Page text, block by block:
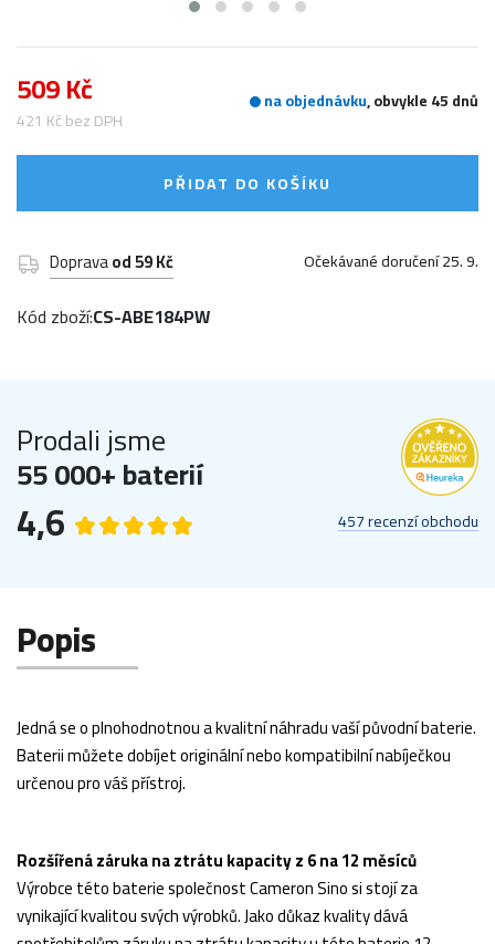
509 Kč
421 Kč bez DPH
na objednávku, obvykle 45 dnů
PŘIDAT DO KOŠÍKU
Dopravaod 59 Kč Očekávané doručení 25. 9.
Kód zboží:CS-ABE184PW
Prodali jsme
55 000+ baterií
4,6 457 recenzí obchodu
Popis
Jedná se o plnohodnotnou a kvalitní náhradu vaší původní baterie.
Baterii můžete dobíjet originální nebo kompatibilní nabíječkou
určenou pro váš přístroj.
Rozšířená záruka na ztrátu kapacity z 6 na 12 měsíců
Výrobce této baterie společnost Cameron Sino si stojí za
vynikající kvalitou svých výrobků. Jako důkaz kvality dává